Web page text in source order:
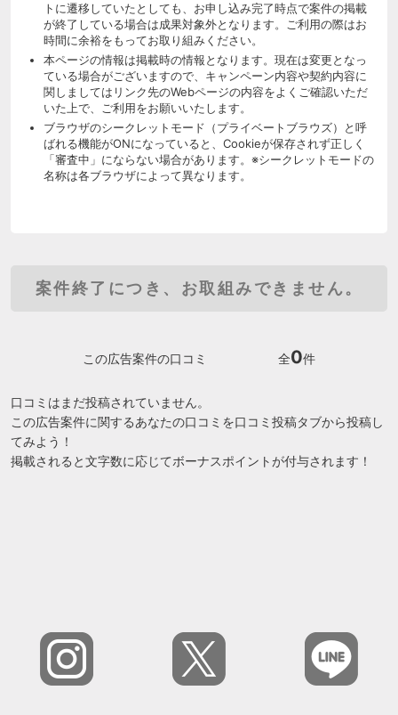
トに遷移していたとしても、お申し込み完了時点で案件の掲載
が終了している場合は成果対象外となります。ご利用の際はお
時間に余裕をもってお取り組みください。
本ページの情報は掲載時の情報となります。現在は変更となっ
ている場合がございますので、キャンペーン内容や契約内容に
関しましてはリンク先のWebページの内容をよくご確認いただ
いた上で、ご利用をお願いいたします。
ブラウザのシークレットモード（プライベートブラウズ）と呼
ばれる機能がONになっていると、Cookieが保存されず正しく
「審査中」にならない場合があります。※シークレットモードの
名称は各ブラウザによって異なります。
案件終了につき、お取組みできません。
この広告案件の口コミ 全0件
口コミはまだ投稿されていません。
この広告案件に関するあなたの口コミを口コミ投稿タブから投稿し
てみよう！
掲載されると文字数に応じてボーナスポイントが付与されます！